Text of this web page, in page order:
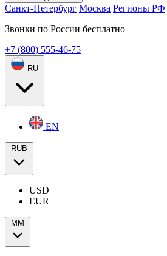
Санкт-Петербург Москва Регионы РФ
Звонки по России бесплатно
+7 (800) 555-46-75
RU
EN
RUB
USD
EUR
ММ